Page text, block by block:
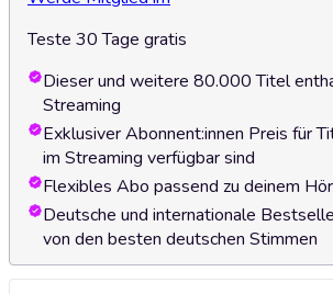
Teste 30 Tage gratis
Dieser und weitere 80.000 Titel
Streaming
Exklusiver Abonnent:innen Preis für
im Streaming verfügbar sind
Flexibles Abo passend zu deinem
Deutsche und internationale
von den besten deutschen Stimmen